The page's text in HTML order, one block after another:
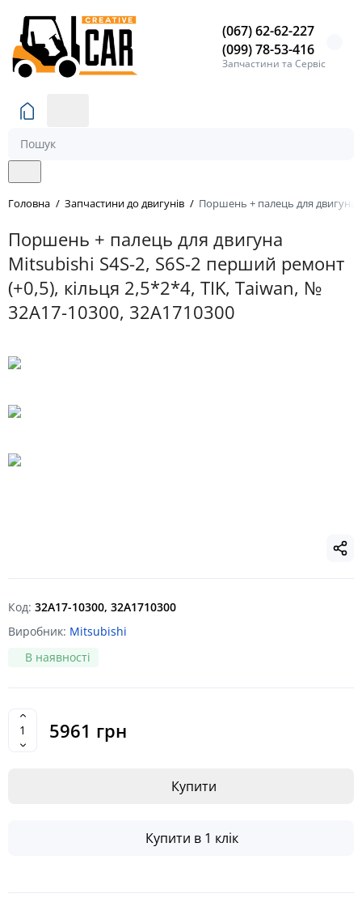
(067) 62-62-227
(099) 78-53-416
Запчастини та Сервіс
Головна Запчастини до двигунів Поршень + палець для двигуна
Поршень + палець для двигуна
Mitsubishi S4S-2, S6S-2 перший ремонт
(+0,5), кільця 2,5*2*4, TIK, Taiwan, №
32A17-10300, 32A1710300
Код: 32A17-10300, 32A1710300
Виробник: Mitsubishi
В наявності
5961 грн
Купити
Купити в 1 клік